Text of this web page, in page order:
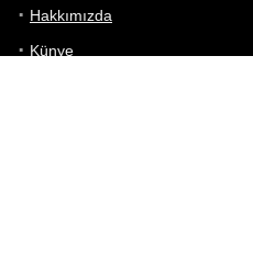
Hakkımızda
Künye